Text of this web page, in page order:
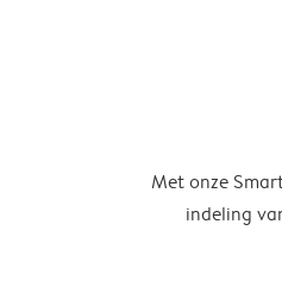
Met onze
indeling